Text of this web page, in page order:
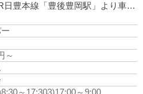
JR日豊本線「豊後豊岡駅」より車で4分
～